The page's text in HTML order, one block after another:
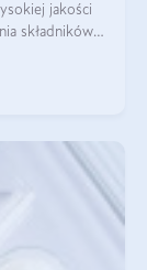
jakości
składników